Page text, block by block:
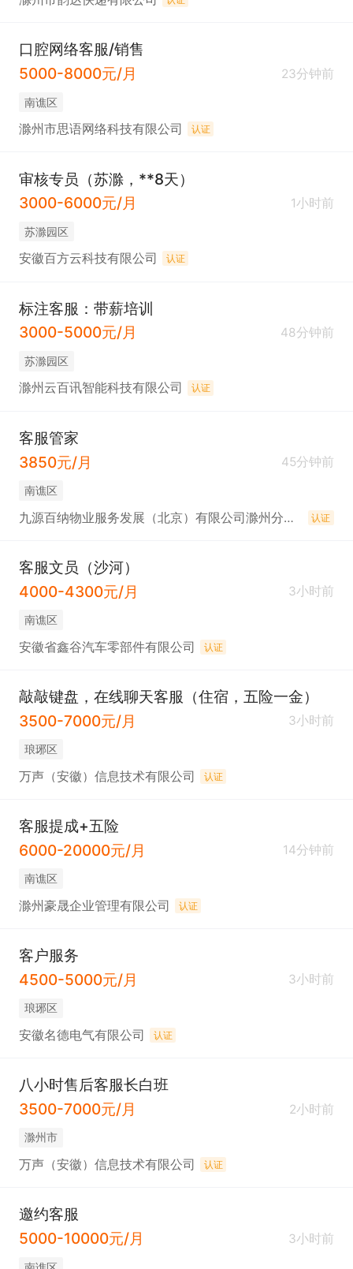
口腔网络客服/销售
5000-8000元/月
23分钟前
南谯区
滁州市思语网络科技有限公司 认证
审核专员（苏滁，**8天）
3000-6000元/月
1小时前
苏滁园区
安徽百方云科技有限公司 认证
标注客服：带薪培训
3000-5000元/月
48分钟前
苏滁园区
滁州云百讯智能科技有限公司 认证
客服管家
3850元/月
45分钟前
南谯区
九源百纳物业服务发展（北京）有限公司滁州分公司 认证
客服文员（沙河）
4000-4300元/月
3小时前
南谯区
安徽省鑫谷汽车零部件有限公司 认证
敲敲键盘，在线聊天客服（住宿，五险一金）
3500-7000元/月
3小时前
琅琊区
万声（安徽）信息技术有限公司 认证
客服提成+五险
6000-20000元/月
14分钟前
南谯区
滁州豪晟企业管理有限公司 认证
客户服务
4500-5000元/月
3小时前
琅琊区
安徽名德电气有限公司 认证
八小时售后客服长白班
3500-7000元/月
2小时前
滁州市
万声（安徽）信息技术有限公司 认证
邀约客服
5000-10000元/月
3小时前